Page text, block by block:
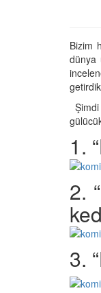
Bizim
dünya
1.
2.
3.
Sahiplerine Ölü
Gerçek Şok
Olunca Gerçekten
Genetik Sırrı:
Renk Gözleri